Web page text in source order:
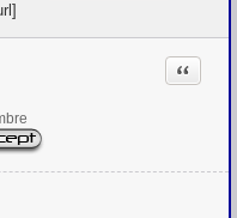
Citation